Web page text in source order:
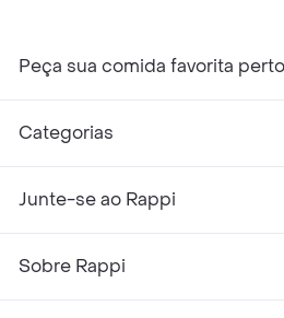
Peça sua comida favorita
Categorias
Junte-se ao Rappi
Sobre Rappi